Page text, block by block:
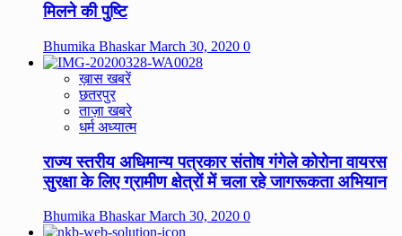
मिलने की पुष्टि
Bhumika BhaskarMarch 30, 2020 0
ख़ास खबरें
छतरपुर
ताज़ा खबरे
धर्म अध्यात्म
राज्य स्तरीय अधिमान्य पत्रकार संतोष गंगेले कोरोना वायरस
सुरक्षा के लिए ग्रामीण क्षेत्रों में चला रहे जागरूकता अभियान
Bhumika BhaskarMarch 30, 2020 0